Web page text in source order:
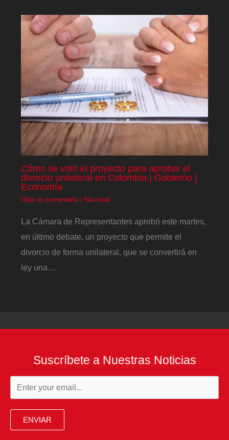
Cómo se votó el proyecto para aprobar el
divorcio unilateral en Colombia | Gobierno |
Economía
Deja un comentario / Nacional
La Cámara de Representantes aprobó este martes,
en último debate, un proyecto que permite el
divorcio de forma unilateral, que se convertirá en
ley una…
Suscríbete a Nuestras Noticias
ENVIAR